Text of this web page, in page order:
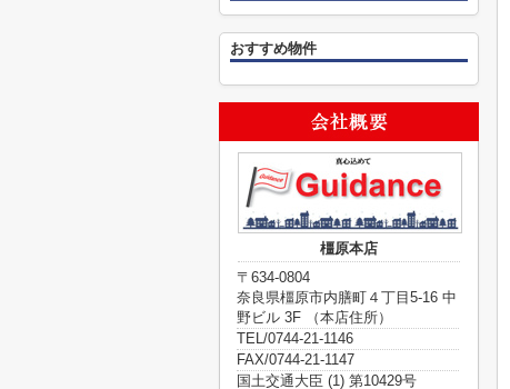
おすすめ物件
橿原本店
〒634-0804
奈良県橿原市内膳町４丁目5-16 中
野ビル 3F （本店住所）
TEL/0744-21-1146
FAX/0744-21-1147
国土交通大臣 (1) 第10429号